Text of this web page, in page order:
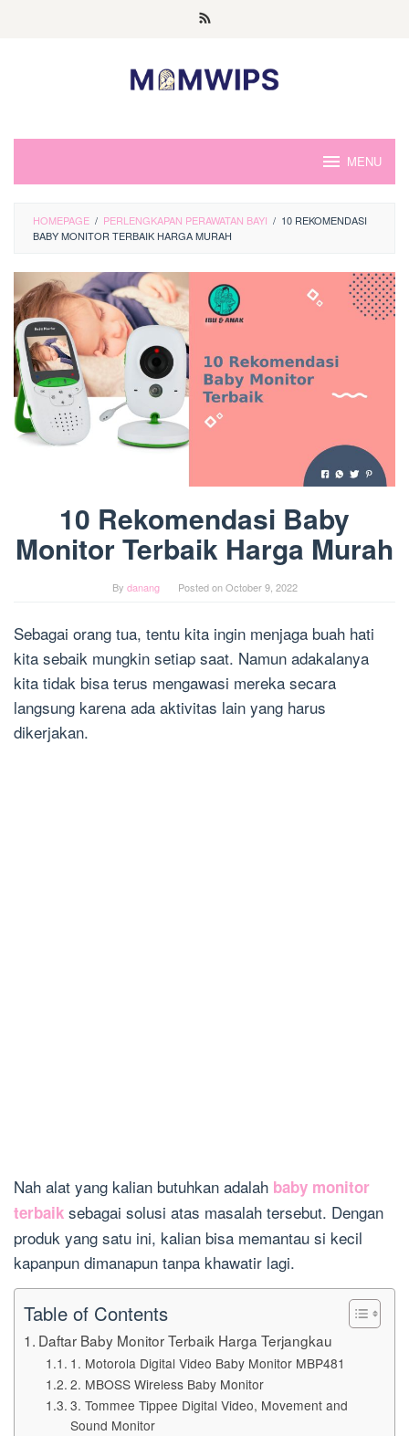
MENU
HOMEPAGE / PERLENGKAPAN PERAWATAN BAYI / 10 REKOMENDASI
BABY MONITOR TERBAIK HARGA MURAH
10 Rekomendasi Baby
Monitor Terbaik Harga Murah
By danang Posted onOctober 9, 2022
Sebagai orang tua, tentu kita ingin menjaga buah hati
kita sebaik mungkin setiap saat. Namun adakalanya
kita tidak bisa terus mengawasi mereka secara
langsung karena ada aktivitas lain yang harus
dikerjakan.
Nah alat yang kalian butuhkan adalah baby monitor
terbaik sebagai solusi atas masalah tersebut. Dengan
produk yang satu ini, kalian bisa memantau si kecil
kapanpun dimanapun tanpa khawatir lagi.
Table of Contents
Daftar Baby Monitor Terbaik Harga Terjangkau
1. Motorola Digital Video Baby Monitor MBP481
2. MBOSS Wireless Baby Monitor
3. Tommee Tippee Digital Video, Movement and
Sound Monitor